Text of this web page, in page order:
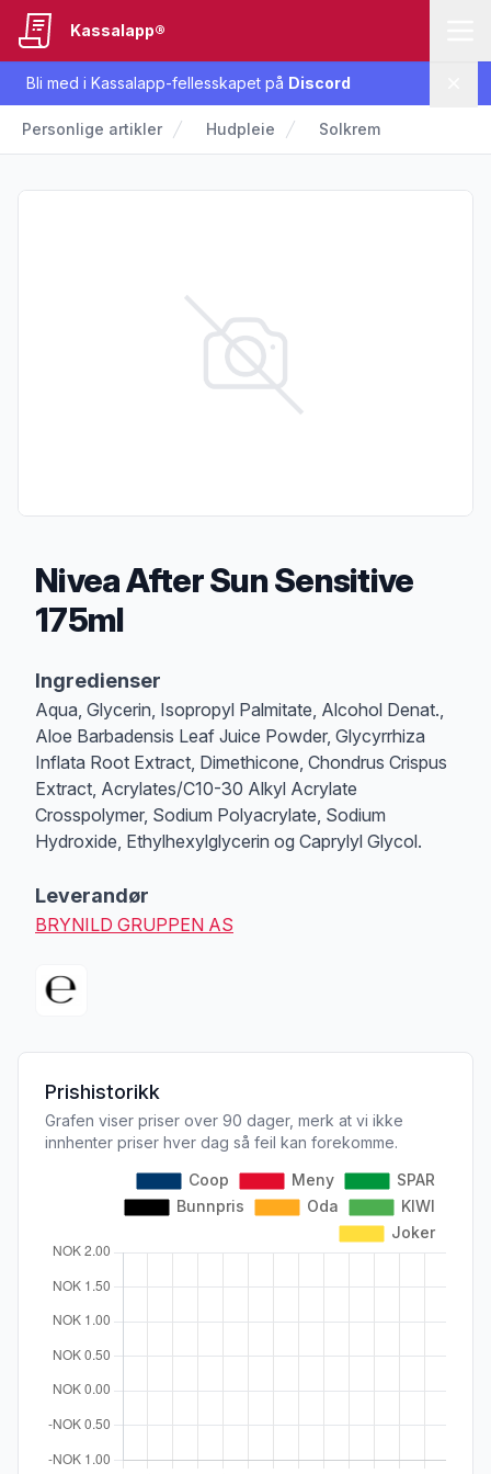
Bli med i Kassalapp-fellesskapet på Discord
Kassalapp®
Personlige artikler Hudpleie Solkrem
Nivea After Sun Sensitive
175ml
Ingredienser
Aqua, Glycerin, Isopropyl Palmitate, Alcohol Denat.,
Aloe Barbadensis Leaf Juice Powder, Glycyrrhiza
Inflata Root Extract, Dimethicone, Chondrus Crispus
Extract, Acrylates/C10-30 Alkyl Acrylate
Crosspolymer, Sodium Polyacrylate, Sodium
Hydroxide, Ethylhexylglycerin og Caprylyl Glycol.
Leverandør
BRYNILD GRUPPEN AS
Prishistorikk
Grafen viser priser over 90 dager, merk at vi ikke
innhenter priser hver dag så feil kan forekomme.